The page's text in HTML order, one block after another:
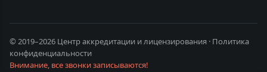
© 2019–2026 Центр аккредитации и лицензирования · Политика
конфиденциальности
Внимание, все звонки записываются!